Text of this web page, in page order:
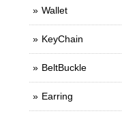
Wallet
KeyChain
BeltBuckle
Earring